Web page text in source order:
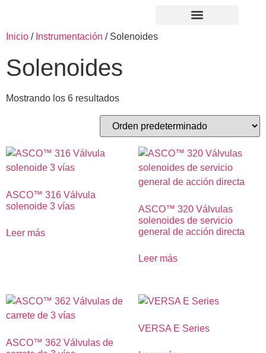
Inicio / Instrumentación / Solenoides
Solenoides
Mostrando los 6 resultados
ASCO™ 316 Válvula
solenoide 3 vías
Leer más
ASCO™ 320 Válvulas
solenoides de servicio
general de acción directa
Leer más
ASCO™ 362 Válvulas de
VERSA E Series